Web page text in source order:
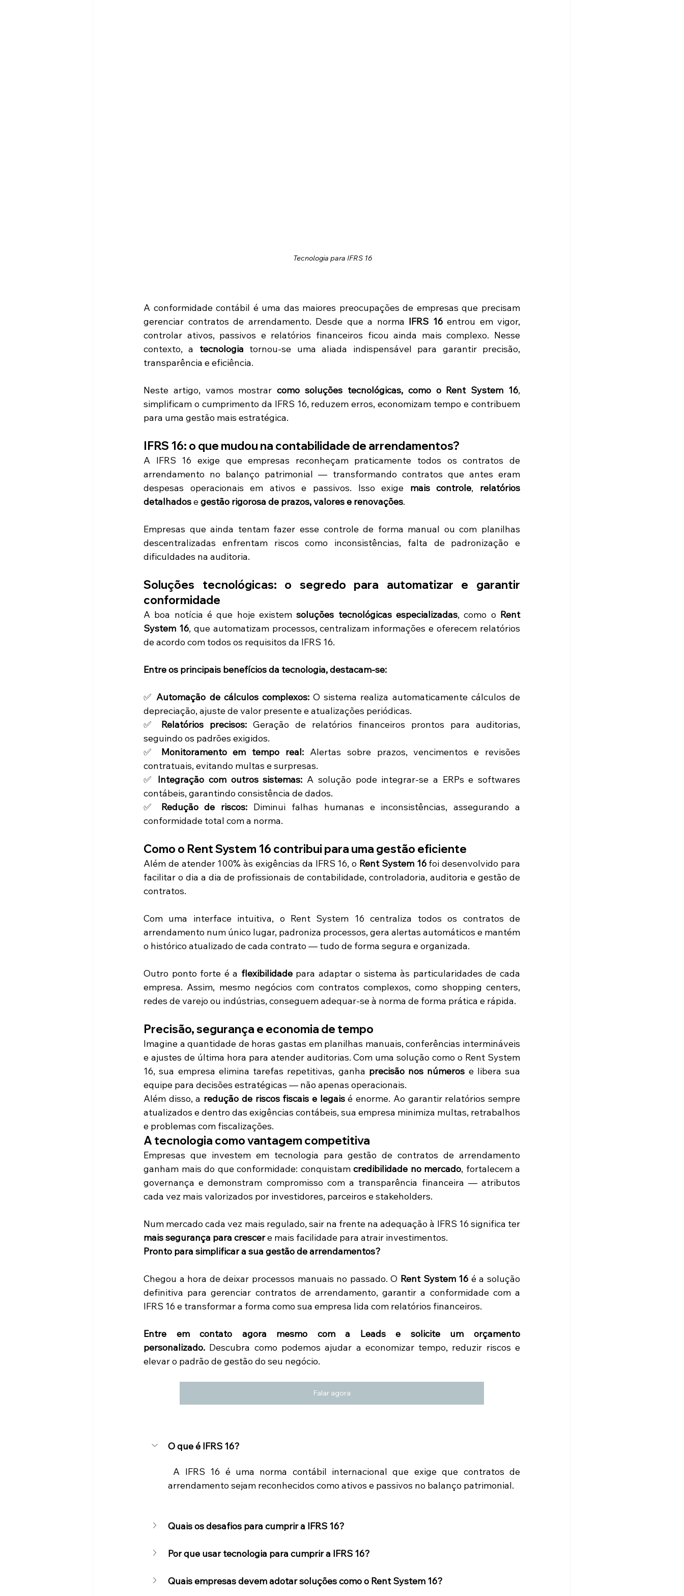
Tecnologia para IFRS 16
A conformidade contábil é uma das maiores preocupações de empresas que precisam
gerenciar contratos de arrendamento. Desde que a norma IFRS 16 entrou em vigor,
controlar ativos, passivos e relatórios financeiros ficou ainda mais complexo. Nesse
contexto, a tecnologia tornou-se uma aliada indispensável para garantir precisão,
transparência e eficiência.
Neste artigo, vamos mostrar como soluções tecnológicas, como o Rent System 16,
simplificam o cumprimento da IFRS 16, reduzem erros, economizam tempo e contribuem
para uma gestão mais estratégica.
IFRS 16: o que mudou na contabilidade de arrendamentos?
A IFRS 16 exige que empresas reconheçam praticamente todos os contratos de
arrendamento no balanço patrimonial — transformando contratos que antes eram
despesas operacionais em ativos e passivos. Isso exige mais controle, relatórios
detalhados e gestão rigorosa de prazos, valores e renovações.
Empresas que ainda tentam fazer esse controle de forma manual ou com planilhas
descentralizadas enfrentam riscos como inconsistências, falta de padronização e
dificuldades na auditoria.
Soluções tecnológicas: o segredo para automatizar e garantir
conformidade
A boa notícia é que hoje existem soluções tecnológicas especializadas, como o Rent
System 16, que automatizam processos, centralizam informações e oferecem relatórios
de acordo com todos os requisitos da IFRS 16.
Entre os principais benefícios da tecnologia, destacam-se:
✅ Automação de cálculos complexos: O sistema realiza automaticamente cálculos de
depreciação, ajuste de valor presente e atualizações periódicas.
✅ Relatórios precisos: Geração de relatórios financeiros prontos para auditorias,
seguindo os padrões exigidos.
✅ Monitoramento em tempo real: Alertas sobre prazos, vencimentos e revisões
contratuais, evitando multas e surpresas.
✅ Integração com outros sistemas: A solução pode integrar-se a ERPs e softwares
contábeis, garantindo consistência de dados.
✅ Redução de riscos: Diminui falhas humanas e inconsistências, assegurando a
conformidade total com a norma.
Como o Rent System 16 contribui para uma gestão eficiente
Além de atender 100% às exigências da IFRS 16, o Rent System 16 foi desenvolvido para
facilitar o dia a dia de profissionais de contabilidade, controladoria, auditoria e gestão de
contratos.
Com uma interface intuitiva, o Rent System 16 centraliza todos os contratos de
arrendamento num único lugar, padroniza processos, gera alertas automáticos e mantém
o histórico atualizado de cada contrato — tudo de forma segura e organizada.
Outro ponto forte é a flexibilidade para adaptar o sistema às particularidades de cada
empresa. Assim, mesmo negócios com contratos complexos, como shopping centers,
redes de varejo ou indústrias, conseguem adequar-se à norma de forma prática e rápida.
Precisão, segurança e economia de tempo
Imagine a quantidade de horas gastas em planilhas manuais, conferências intermináveis
e ajustes de última hora para atender auditorias. Com uma solução como o Rent System
16, sua empresa elimina tarefas repetitivas, ganha precisão nos números e libera sua
equipe para decisões estratégicas — não apenas operacionais.
Além disso, a redução de riscos fiscais e legais é enorme. Ao garantir relatórios sempre
atualizados e dentro das exigências contábeis, sua empresa minimiza multas, retrabalhos
e problemas com fiscalizações.
A tecnologia como vantagem competitiva
Empresas que investem em tecnologia para gestão de contratos de arrendamento
ganham mais do que conformidade: conquistam credibilidade no mercado, fortalecem a
governança e demonstram compromisso com a transparência financeira — atributos
cada vez mais valorizados por investidores, parceiros e stakeholders.
mais segurança para crescer e mais facilidade para atrair investimentos.
Pronto para simplificar a sua gestão de arrendamentos?
Chegou a hora de deixar processos manuais no passado. O Rent System 16 é a solução
definitiva para gerenciar contratos de arrendamento, garantir a conformidade com a
IFRS 16 e transformar a forma como sua empresa lida com relatórios financeiros.
Entre em contato agora mesmo com a Leads e solicite um orçamento
personalizado. Descubra como podemos ajudar a economizar tempo, reduzir riscos e
elevar o padrão de gestão do seu negócio.
Falar agora
O que é IFRS 16?
A IFRS 16 é uma norma contábil internacional que exige que contratos de
arrendamento sejam reconhecidos como ativos e passivos no balanço patrimonial.
Quais os desafios para cumprir a IFRS 16?
Por que usar tecnologia para cumprir a IFRS 16?
Quais empresas devem adotar soluções como o Rent System 16?